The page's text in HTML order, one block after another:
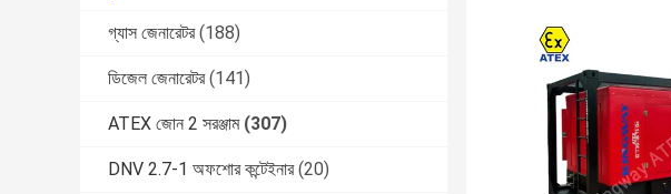
গ্যাস জেনারেটর (188)
ডিজেল জেনারেটর (141)
ATEX জোন 2 সরঞ্জাম (307)
DNV 2.7-1 অফশোর কন্টেইনার (20)